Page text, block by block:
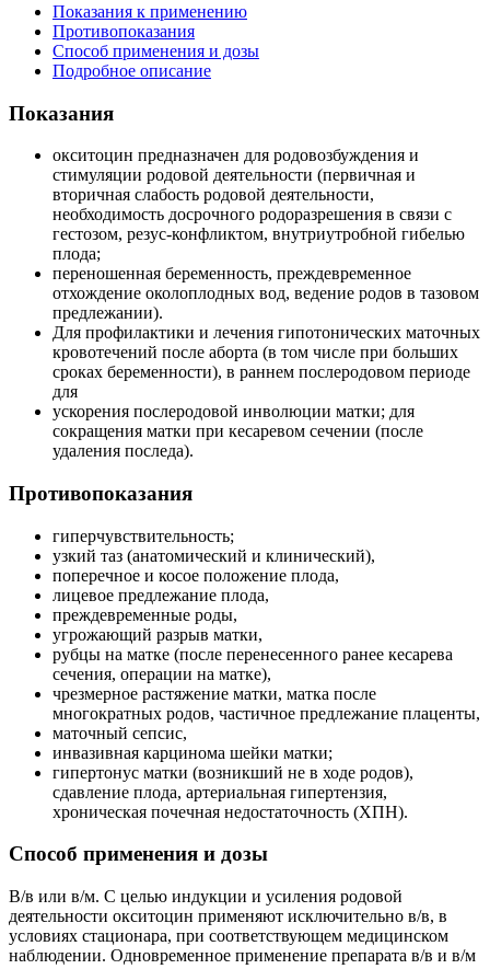
Показания к применению
Противопоказания
Способ применения и дозы
Подробное описание
Показания
окситоцин предназначен для родовозбуждения и
стимуляции родовой деятельности (первичная и
вторичная слабость родовой деятельности,
необходимость досрочного родоразрешения в связи с
гестозом, резус-конфликтом, внутриутробной гибелью
плода;
переношенная беременность, преждевременное
отхождение околоплодных вод, ведение родов в тазовом
предлежании).
Для профилактики и лечения гипотонических маточных
кровотечений после аборта (в том числе при больших
сроках беременности), в раннем послеродовом периоде
для
ускорения послеродовой инволюции матки; для
сокращения матки при кесаревом сечении (после
удаления последа).
Противопоказания
гиперчувствительность;
узкий таз (анатомический и клинический),
поперечное и косое положение плода,
лицевое предлежание плода,
преждевременные роды,
угрожающий разрыв матки,
рубцы на матке (после перенесенного ранее кесарева
сечения, операции на матке),
чрезмерное растяжение матки, матка после
многократных родов, частичное предлежание плаценты,
маточный сепсис,
инвазивная карцинома шейки матки;
гипертонус матки (возникший не в ходе родов),
сдавление плода, артериальная гипертензия,
хроническая почечная недостаточность (ХПН).
Способ применения и дозы
В/в или в/м. С целью индукции и усиления родовой
деятельности окситоцин применяют исключительно в/в, в
условиях стационара, при соответствующем медицинском
наблюдении. Одновременное применение препарата в/в и в/м